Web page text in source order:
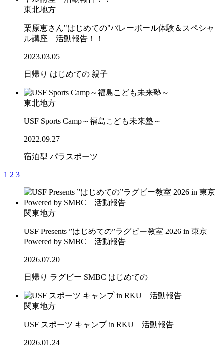
東北地方
栗原恵さん"はじめての"バレーボール体験＆スペシャ
ル講座 活動報告！！
2023.03.05
日帰り はじめての 親子
東北地方
USF Sports Camp～福島こども未来塾～
2022.09.27
宿泊型 パラスポーツ
1 2 3
関東地方
USF Presents ”はじめての”ラグビー教室 2026 in 東京
Powered by SMBC 活動報告
2026.07.20
日帰り ラグビー SMBC はじめての
関東地方
USF スポーツ キャンプ in RKU 活動報告
2026.01.24